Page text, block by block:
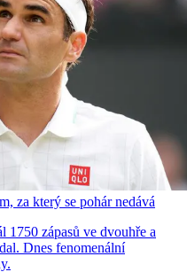
za který se pohár nedává
1750 zápasů ve dvouhře a
Dnes fenomenální